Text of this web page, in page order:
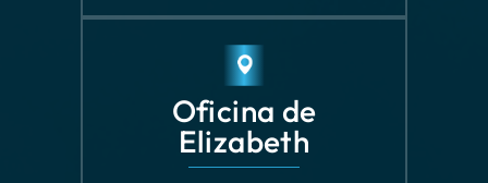
Oficina de
Elizabeth
609 de la avenida Morris
Elizabeth, NJ 07208
VER CÓMO LLEGAR